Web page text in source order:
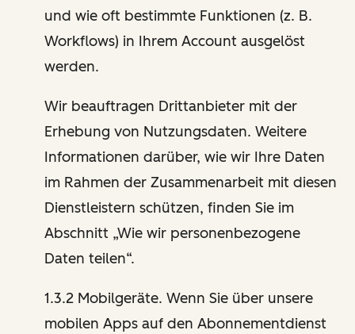
und wie oft bestimmte Funktionen (z. B.
Workflows) in Ihrem Account ausgelöst
werden.
Wir beauftragen Drittanbieter mit der
Erhebung von Nutzungsdaten. Weitere
Informationen darüber, wie wir Ihre Daten
im Rahmen der Zusammenarbeit mit diesen
Dienstleistern schützen, finden Sie im
Abschnitt „Wie wir personenbezogene
Daten teilen“.
1.3.2 Mobilgeräte. Wenn Sie über unsere
mobilen Apps auf den Abonnementdienst